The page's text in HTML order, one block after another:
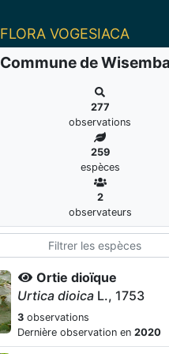
FLORA VOGESIACA
Commune de
277
observations
259
espèces
2
observateurs
Ortie dioïque
Urtica dioica L., 1753
3 observations
Dernière observation en 2020